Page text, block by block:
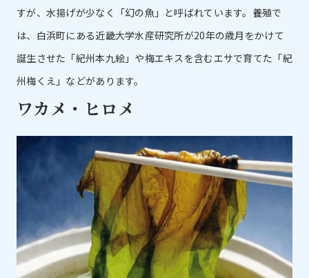
すが、水揚げが少なく「幻の魚」と呼ばれています。養殖で
は、白浜町にある近畿大学水産研究所が20年の歳月をかけて
誕生させた「紀州本九絵」や梅エキスを含むエサで育てた「紀
州梅くえ」などがあります。
ワカメ・ヒロメ